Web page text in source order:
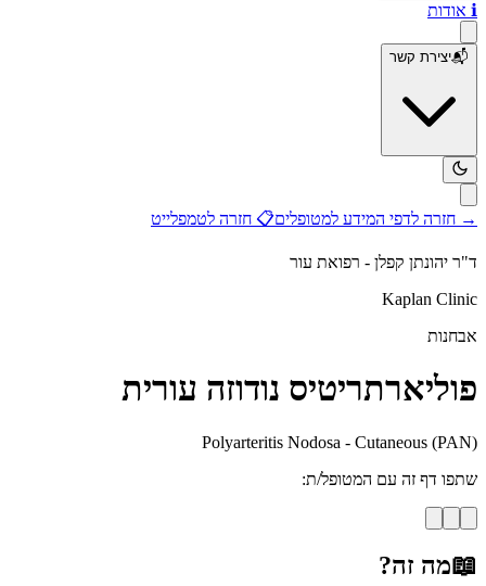
ℹ️ אודות
📬יצירת קשר
→ חזרה לדפי המידע למטופלים📋 חזרה לטמפלייט
ד"ר יהונתן קפלן - רפואת עור
Kaplan Clinic
אבחנות
פוליארתריטיס נודוזה עורית
Polyarteritis Nodosa - Cutaneous (PAN)
שתפו דף זה עם המטופל/ת:
📖מה זה?